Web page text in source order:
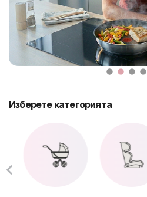
ДЕТСКИ МАНИВЕЛИ
ДЕТСКИ СУИНГЕР
МОНИТОРИ ЗА БЕБЕТА
ЛИЧНА ГРИЖА
Изберете категорията